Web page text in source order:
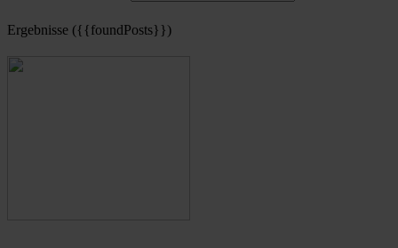
Ergebnisse ({{foundPosts}})